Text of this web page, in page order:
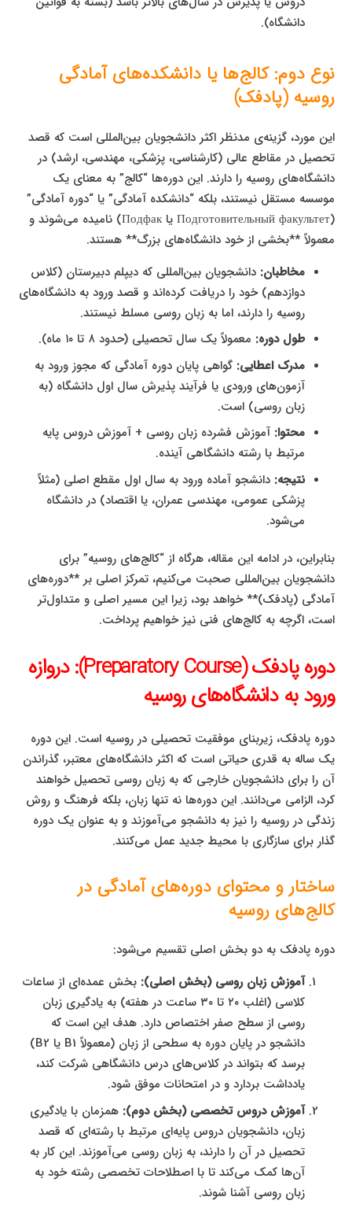
دانشگاه).
نوع دوم: کالج‌ها یا دانشکده‌های آمادگی
روسیه (پادفک)
این مورد، گزینه‌ی مدنظر اکثر دانشجویان بین‌المللی است که قصد
تحصیل در مقاطع عالی (کارشناسی، پزشکی، مهندسی، ارشد) در
دانشگاه‌های روسیه را دارند. این دوره‌ها “کالج” به معنای یک
موسسه مستقل نیستند، بلکه “دانشکده آمادگی” یا “دوره آمادگی”
(Подготовительный факультет یا Подфак) نامیده می‌شوند و
معمولاً **بخشی از خود دانشگاه‌های بزرگ** هستند.
مخاطبان: دانشجویان بین‌المللی که دیپلم دبیرستان (کلاس
دوازدهم) خود را دریافت کرده‌اند و قصد ورود به دانشگاه‌های
روسیه را دارند، اما به زبان روسی مسلط نیستند.
طول دوره: معمولاً یک سال تحصیلی (حدود ۸ تا ۱۰ ماه).
مدرک اعطایی: گواهی پایان دوره آمادگی که مجوز ورود به
آزمون‌های ورودی یا فرآیند پذیرش سال اول دانشگاه (به
زبان روسی) است.
محتوا: آموزش فشرده زبان روسی + آموزش دروس پایه
مرتبط با رشته دانشگاهی آینده.
نتیجه: دانشجو آماده ورود به سال اول مقطع اصلی (مثلاً
پزشکی عمومی، مهندسی عمران، یا اقتصاد) در دانشگاه
می‌شود.
بنابراین، در ادامه این مقاله، هرگاه از “کالج‌های روسیه” برای
دانشجویان بین‌المللی صحبت می‌کنیم، تمرکز اصلی بر **دوره‌های
آمادگی (پادفک)** خواهد بود، زیرا این مسیر اصلی و متداول‌تر
است، اگرچه به کالج‌های فنی نیز خواهیم پرداخت.
دوره پادفک (Preparatory Course): دروازه
ورود به دانشگاه‌های روسیه
دوره پادفک، زیربنای موفقیت تحصیلی در روسیه است. این دوره
یک ساله به قدری حیاتی است که اکثر دانشگاه‌های معتبر، گذراندن
آن را برای دانشجویان خارجی که به زبان روسی تحصیل خواهند
کرد، الزامی می‌دانند. این دوره‌ها نه تنها زبان، بلکه فرهنگ و روش
زندگی در روسیه را نیز به دانشجو می‌آموزند و به عنوان یک دوره
گذار برای سازگاری با محیط جدید عمل می‌کنند.
ساختار و محتوای دوره‌های آمادگی در
کالج‌های روسیه
دوره پادفک به دو بخش اصلی تقسیم می‌شود:
آموزش زبان روسی (بخش اصلی): بخش عمده‌ای از ساعات
کلاسی (اغلب ۲۰ تا ۳۰ ساعت در هفته) به یادگیری زبان
روسی از سطح صفر اختصاص دارد. هدف این است که
دانشجو در پایان دوره به سطحی از زبان (معمولاً B1 یا B2)
برسد که بتواند در کلاس‌های درس دانشگاهی شرکت کند،
یادداشت بردارد و در امتحانات موفق شود.
آموزش دروس تخصصی (بخش دوم): همزمان با یادگیری
زبان، دانشجویان دروس پایه‌ای مرتبط با رشته‌ای که قصد
تحصیل در آن را دارند، به زبان روسی می‌آموزند. این کار به
آن‌ها کمک می‌کند تا با اصطلاحات تخصصی رشته خود به
زبان روسی آشنا شوند.